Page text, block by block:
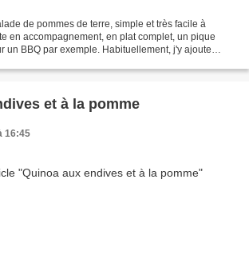
de pommes de terre, simple et très facile à
en accompagnement, en plat complet, un pique
un BBQ par exemple. Habituellement, j'y ajoute
et à la pomme
16:45